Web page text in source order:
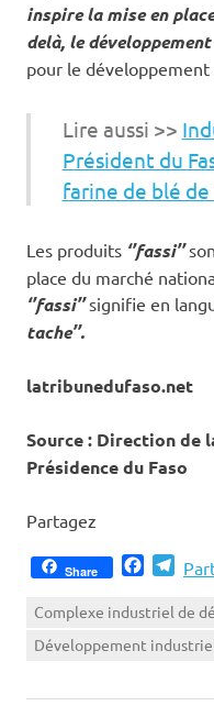
inspire la mise en
delà, le
pour le développement
Lire aussi >>
Président du
farine de blé de
Les produits ‘’fassi’’
place du marché
‘’fassi’’signifie en
tache’’.
latribunedufaso.net
Source : Direction de
Présidence du Faso
Partagez
Share
Complexe industriel de
Développement